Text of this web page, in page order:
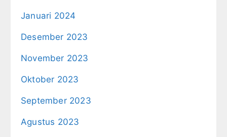
Januari 2024
Desember 2023
November 2023
Oktober 2023
September 2023
Agustus 2023